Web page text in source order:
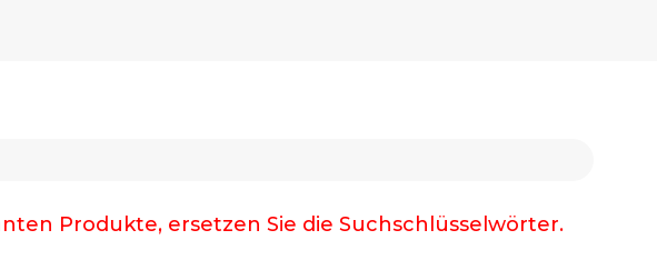
Produkte, ersetzen Sie die Suchschlüsselwörter.